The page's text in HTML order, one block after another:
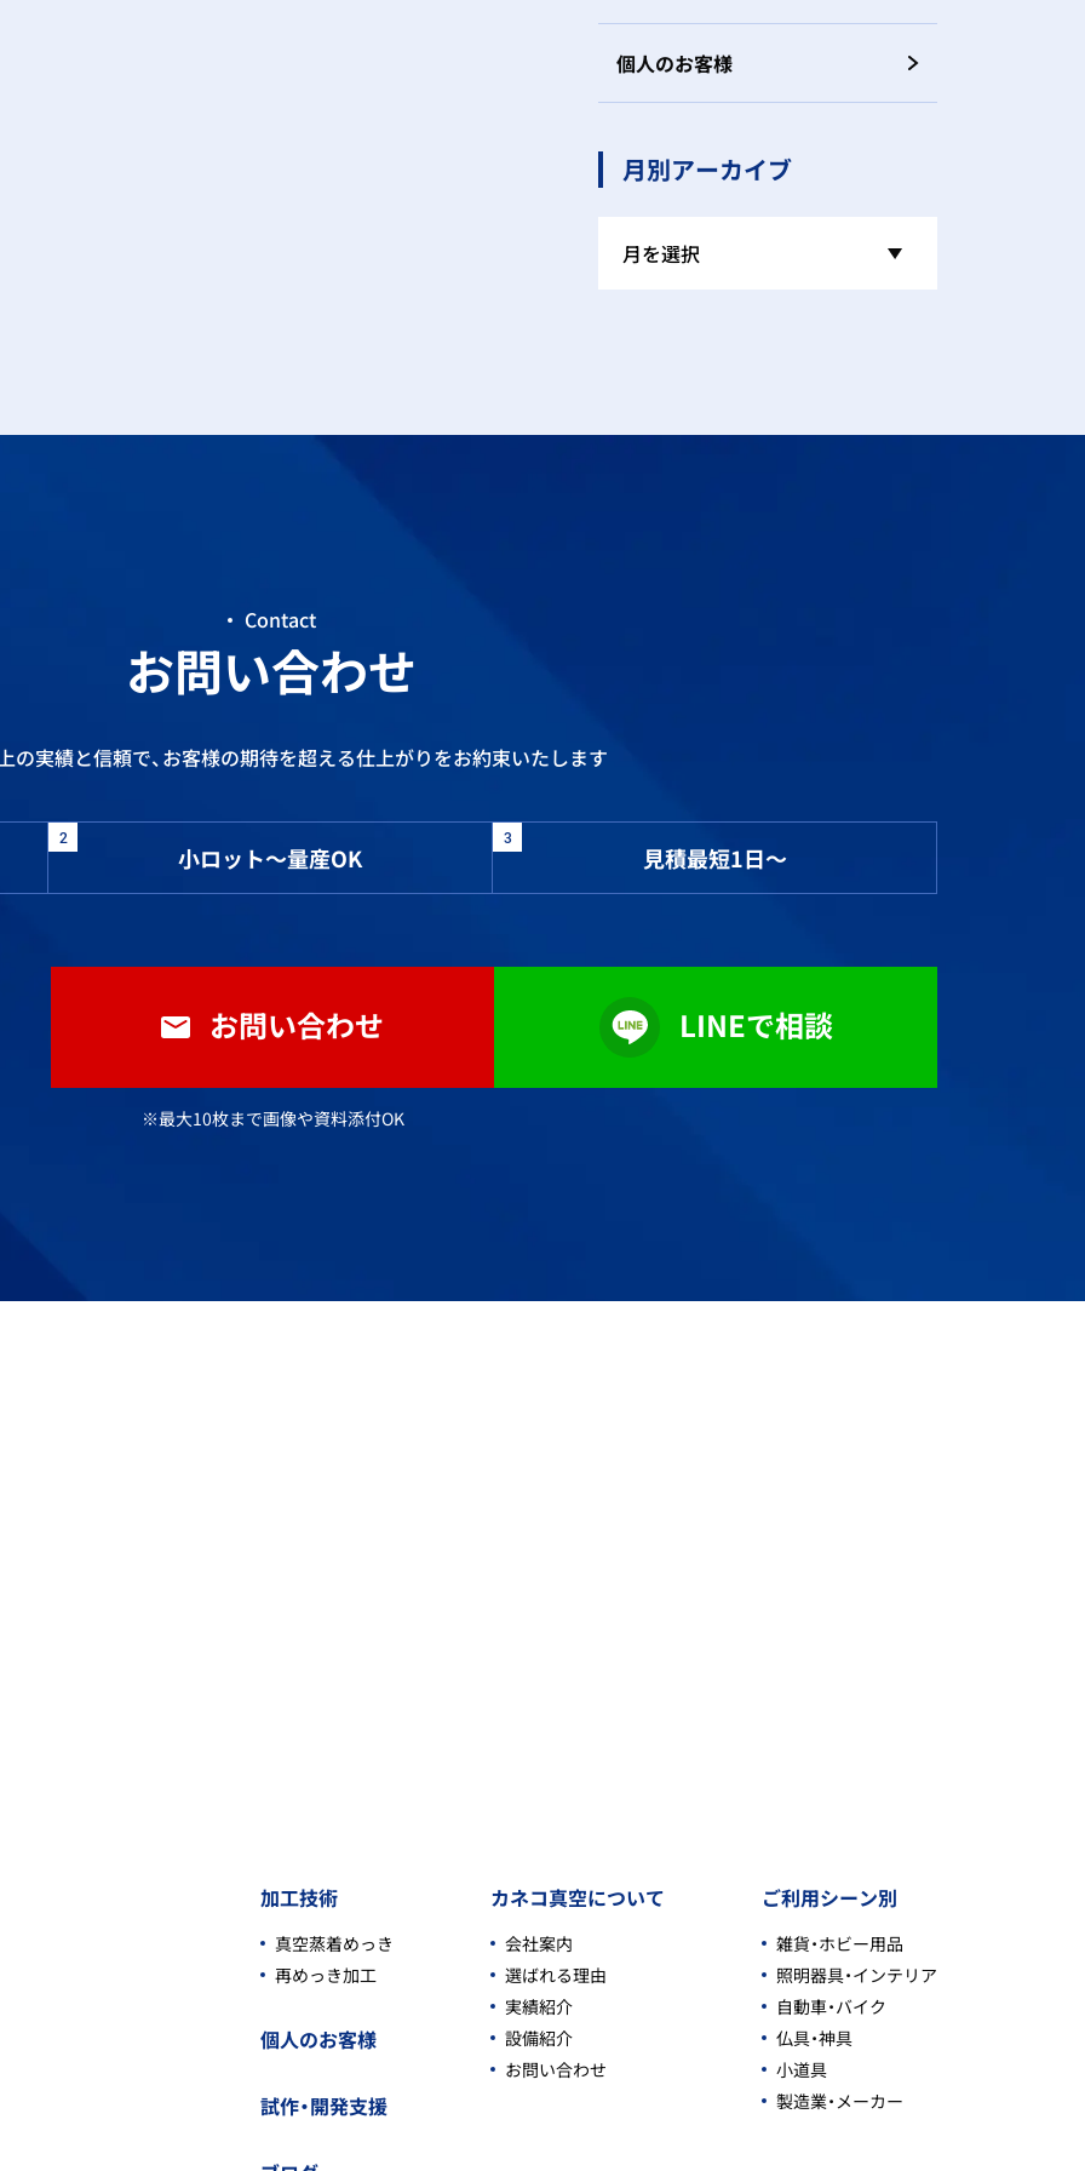
個人のお客様
月別アーカイブ
Contact
お問い合わせ
の実績と信頼で、お客様の期待を超える仕上がりをお約束いたします
2
小ロット～量産OK
3
見積最短1日～
お問い合わせ
※最大10枚まで画像や資料添付OK
LINEで相談
加工技術
真空蒸着めっき
再めっき加工
個人のお客様
試作・開発支援
カネコ真空について
会社案内
選ばれる理由
実績紹介
設備紹介
お問い合わせ
ご利用シーン別
雑貨・ホビー用品
照明器具・インテリア
自動車・バイク
仏具・神具
小道具
製造業・メーカー